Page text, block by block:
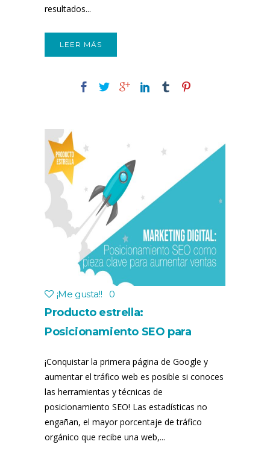
resultados...
LEER MÁS
¡Me gusta!! 0
Producto estrella:
Posicionamiento SEO para
¡Conquistar la primera página de Google y
aumentar el tráfico web es posible si conoces
las herramientas y técnicas de
posicionamiento SEO! Las estadísticas no
engañan, el mayor porcentaje de tráfico
orgánico que recibe una web,...